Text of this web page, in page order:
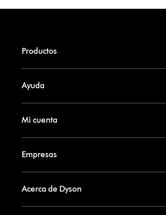
Productos
Ayuda
Mi cuenta
Empresas
Acerca de Dyson